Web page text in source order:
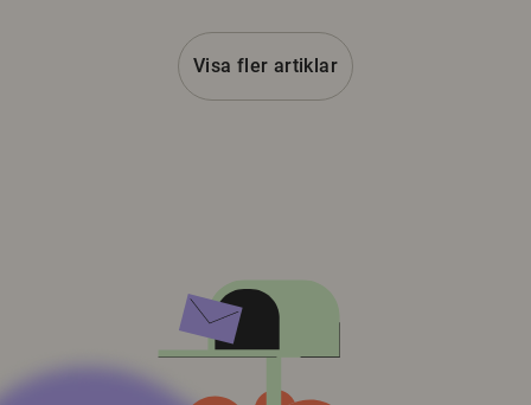
Visa fler artiklar